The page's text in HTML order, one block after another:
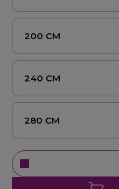
200 CM
240 CM
280 CM